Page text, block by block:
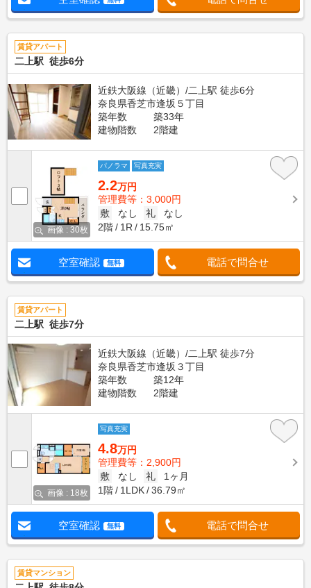
賃貸アパート
二上駅 徒歩6分
近鉄大阪線（近畿）/二上駅 徒歩6分
奈良県香芝市逢坂５丁目
築年数
築33年
建物階数
2階建
画像 : 30枚
パノラマ 写真充実
2.2万円
管理費等：3,000円
敷
なし 礼
なし
2階
1R 15.75㎡
空室確認 無料 電話で問合せ
賃貸アパート
二上駅 徒歩7分
近鉄大阪線（近畿）/二上駅 徒歩7分
奈良県香芝市逢坂３丁目
築年数
築12年
建物階数
2階建
画像 : 18枚
写真充実
4.8万円
管理費等：2,900円
敷
なし 礼
1ヶ月
1階
1LDK 36.79㎡
空室確認 無料 電話で問合せ
賃貸マンション